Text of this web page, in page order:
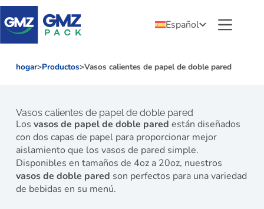
Español
hogar>Productos>Vasos calientes de papel de doble pared
Vasos calientes de papel de doble pared
Los vasos de papel de doble pared están diseñados
con dos capas de papel para proporcionar mejor
aislamiento que los vasos de pared simple.
Disponibles en tamaños de 4oz a 20oz, nuestros
vasos de doble pared son perfectos para una variedad
de bebidas en su menú.